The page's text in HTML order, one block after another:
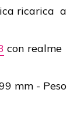
ricarica a
con realme
mm - Peso